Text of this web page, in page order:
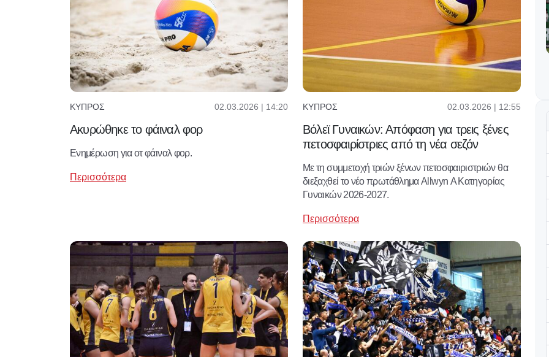
ΚΎΠΡΟΣ 02.03.2026 | 14:20
Ακυρώθηκε το φάιναλ φορ
Ενημέρωση για οτ φάιναλ φορ.
Περισσότερα
ΚΎΠΡΟΣ 02.03.2026 | 12:55
Βόλεϊ Γυναικών: Απόφαση για τρεις ξένες
πετοσφαιρίστριες από τη νέα σεζόν
Με τη συμμετοχή τριών ξένων πετοσφαιριστριών θα
διεξαχθεί το νέο πρωτάθλημα Allwyn Α Κατηγορίας
Γυναικών 2026-2027.
Περισσότερα